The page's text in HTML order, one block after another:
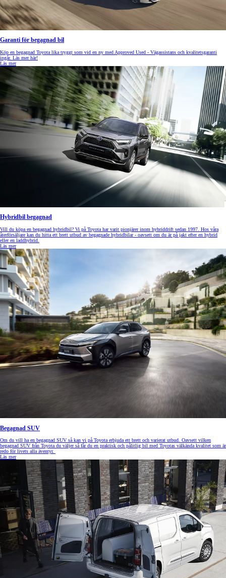
Garanti för begagnad bil
Köp en begagnad Toyota lika tryggt som vid en ny med Approved Used - Vägassistans och kvalitetsgaranti
ingår. Läs mer här!
Läs mer
Hybridbil begagnad
Vill du köpa en begagnad hybridbil? Vi på Toyota har varit pionjärer inom hybriddrift sedan 1997. Hos våra
återförsäljare kan du hitta ett brett utbud av begagnade hybridbilar - oavsett om du är på jakt efter en hybrid
eller en laddhybrid.
Läs mer
Begagnad SUV
Om du vill ha en begagnad SUV så kan vi på Toyota erbjuda ett brett och varierat utbud. Oavsett vilken
begagnad SUV från Toyota du väljer så får du en praktisk och pålitlig bil med Toyotas välkända kvalitet som är
redo för livets alla äventyr.
Läs mer